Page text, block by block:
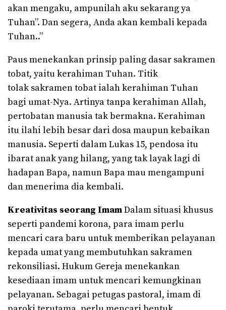
akan mengaku, ampunilah aku sekarang ya
Tuhan”. Dan segera, Anda akan kembali kepada
Tuhan..”
Paus menekankan prinsip paling dasar sakramen
tobat, yaitu kerahiman Tuhan. Titik
tolak sakramen tobat ialah kerahiman Tuhan
bagi umat-Nya. Artinya tanpa kerahiman Allah,
pertobatan manusia tak bermakna. Kerahiman
itu ilahi lebih besar dari dosa maupun kebaikan
manusia. Seperti dalam Lukas 15, pendosa itu
ibarat anak yang hilang, yang tak layak lagi di
hadapan Bapa, namun Bapa mau mengampuni
dan menerima dia kembali.
Kreativitas seorang ImamDalam situasi khusus
seperti pandemi korona, para imam perlu
mencari cara baru untuk memberikan pelayanan
kepada umat yang membutuhkan sakramen
rekonsiliasi. Hukum Gereja menekankan
kesediaan imam untuk mencari kemungkinan
pelayanan. Sebagai petugas pastoral, imam di